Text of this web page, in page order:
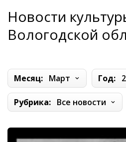
Новости
Вологодской
Месяц: Март Год:
Рубрика: Все новости